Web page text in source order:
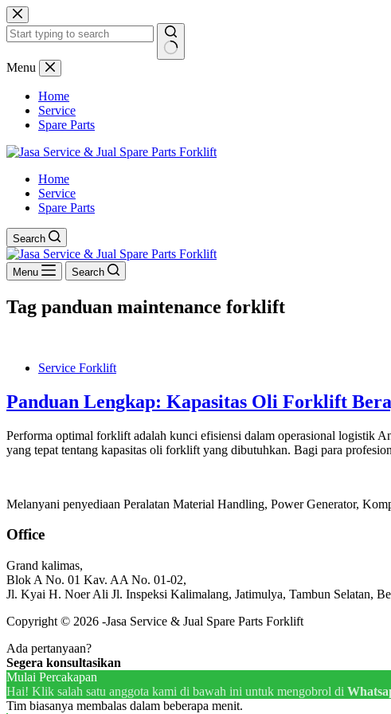
Skip
to
content
No
Menu
Home
Service
Spare Parts
Home
Service
Spare Parts
Search
Menu Search
Tag panduan maintenance forklift
Service Forklift
Panduan Lengkap: Kapasitas Oli Forklift
Performa optimal forklift adalah kunci efisiensi dalam operasional logistik
yang tepat tentang kapasitas oli forklift yang dibutuhkan. Bagi para
Melanyani penyediaan Peralatan Material Handling, Power Generator,
Office
Grand kalimas,
Blok A No. 01 Kav. AA No. 01-02,
Jl. Kyai H. Noer Ali Jl. Inspeksi Kalimalang, Jatimulya, Tambun Selatan,
Copyright © 2026 -Jasa Service & Jual Spare Parts Forklift
Ada pertanyaan?
Segera konsultasikan
Mulai Percakapan
Hai! Klik salah satu anggota kami di bawah ini untuk mengobrol di
Tim biasanya membalas dalam beberapa menit.